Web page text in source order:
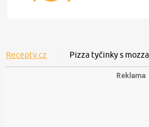
Recepty.cz Pizza tyčinky s